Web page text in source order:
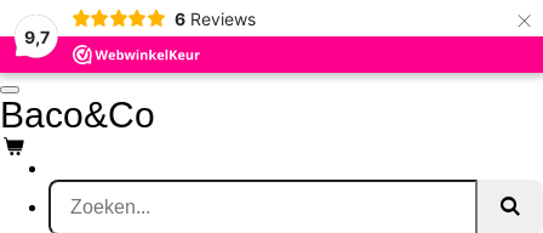
9,7
6 Reviews ×
Ga
direct
naar
de
hoofdinhoud
Baco&Co